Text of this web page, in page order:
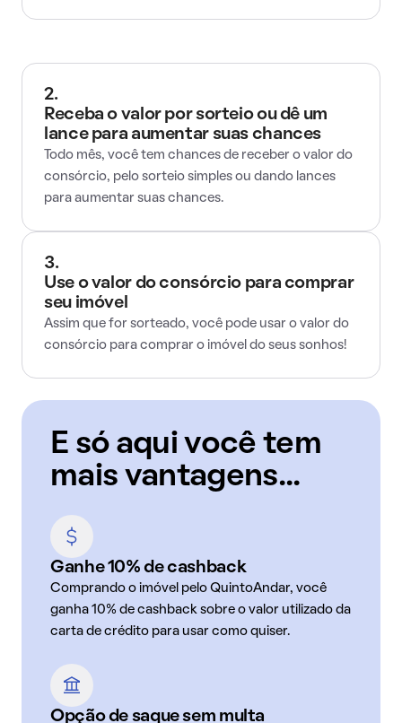
2.
Receba o valor por sorteio ou dê um
lance para aumentar suas chances
Todo mês, você tem chances de receber o valor do
consórcio, pelo sorteio simples ou dando lances
para aumentar suas chances.
3.
Use o valor do consórcio para comprar
seu imóvel
Assim que for sorteado, você pode usar o valor do
consórcio para comprar o imóvel do seus sonhos!
E só aqui você tem
mais vantagens...
Ganhe 10% de cashback
Comprando o imóvel pelo QuintoAndar, você
ganha 10% de cashback sobre o valor utilizado da
carta de crédito para usar como quiser.
Opção de saque sem multa